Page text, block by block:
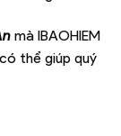
mà IBAOHIEM
thể giúp quý